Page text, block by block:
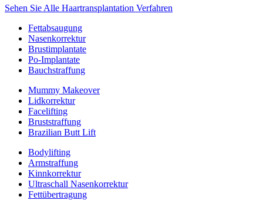
Sehen Sie Alle Haartransplantation Verfahren
Fettabsaugung
Nasenkorrektur
Brustimplantate
Po-Implantate
Bauchstraffung
Mummy Makeover
Lidkorrektur
Facelifting
Bruststraffung
Brazilian Butt Lift
Bodylifting
Armstraffung
Kinnkorrektur
Ultraschall Nasenkorrektur
Fettübertragung